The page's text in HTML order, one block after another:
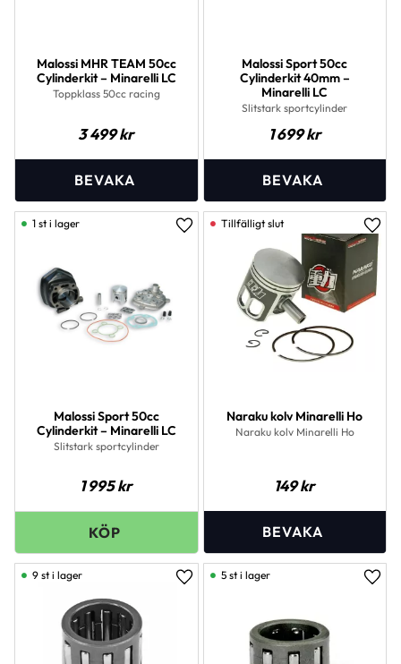
Malossi MHR TEAM 50cc
Cylinderkit – Minarelli LC
Toppklass 50cc racing
3 499kr
Malossi Sport 50cc
Cylinderkit 40mm –
Minarelli LC
Slitstark sportcylinder
1 699kr
Malossi Sport 50cc
Cylinderkit – Minarelli LC
Slitstark sportcylinder
1 995kr
Lägg till i favoriter
1 st i lager
Naraku kolv Minarelli Ho
Naraku kolv Minarelli Ho
149kr
Lägg till i favoriter
9 st i lager 5 st i lager